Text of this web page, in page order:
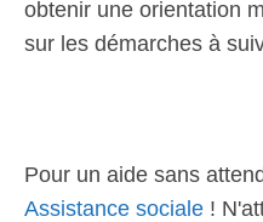
obtenir une orientation
sur les démarches à
Pour un aide sans
Assistance sociale !